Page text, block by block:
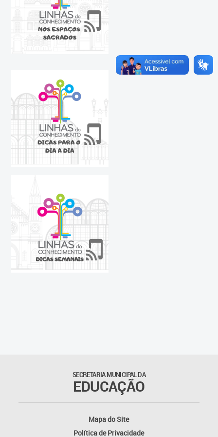
Videoaulas
SECRETARIA MUNICIPAL DA
EDUCAÇÃO
Mapa do Site
Política de Privacidade